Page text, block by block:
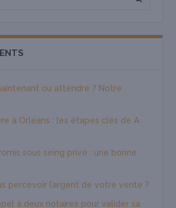
ou attendre ? Notre
à Orléans : les étapes clés de A
sous seing privé : une bonne
percevoir l’argent de votre vente ?
à deux notaires pour valider sa